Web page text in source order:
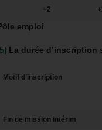
+2
emploi
La durée d’inscription
Motif d’inscription
Fin de mission intérim